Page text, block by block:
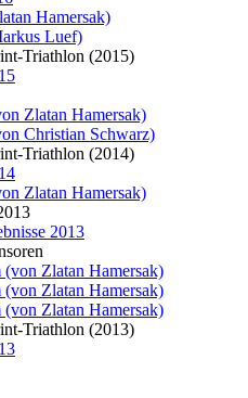
Hamersak)
Luef)
Triathlon (2015)
Zlatan Hamersak)
Christian Schwarz)
Triathlon (2014)
Zlatan Hamersak)
2013
Zlatan Hamersak)
Zlatan Hamersak)
Zlatan Hamersak)
Triathlon (2013)